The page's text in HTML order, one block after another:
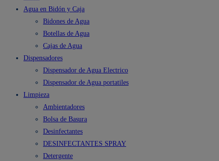
Agua en Bidón y Caja
Bidones de Agua
Botellas de Agua
Cajas de Agua
Dispensadores
Dispensador de Agua Electrico
Dispensador de Agua portatiles
Limpieza
Ambientadores
Bolsa de Basura
Desinfectantes
DESINFECTANTES SPRAY
Detergente